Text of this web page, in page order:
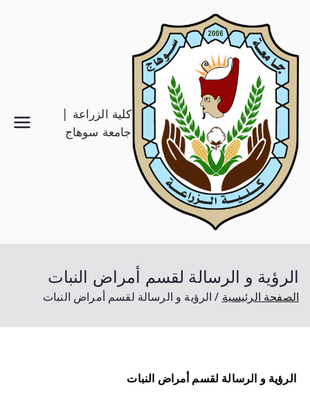
كلية الزراعة |
جامعة سوهاج
الرؤية و الرسالة لقسم أمراض النبات
الصفحة الرئيسية الرؤية و الرسالة لقسم أمراض النبات
الرؤية و الرسالة لقسم أمراض النبات